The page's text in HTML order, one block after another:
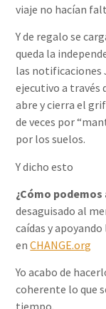
viaje no hacían
Y de regalo se
queda la
las notificaciones
ejecutivo a través
abre y cierra el
de veces por
por los suelos.
Y dicho esto
¿Cómo podemos
desaguisado al
caídas y
enCHANGE.org
Yo acabo de
coherente lo que